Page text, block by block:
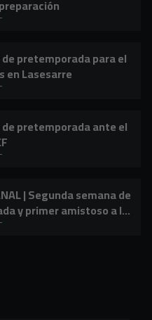
pretemporada para el
en Lasesarre
pretemporada ante el
| Segunda semana de
y primer amistoso a la